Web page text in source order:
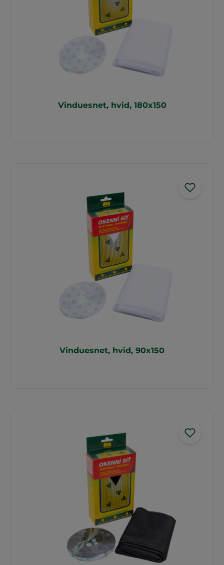
Vinduesnet, hvid, 180x150
Vinduesnet, hvid, 90x150